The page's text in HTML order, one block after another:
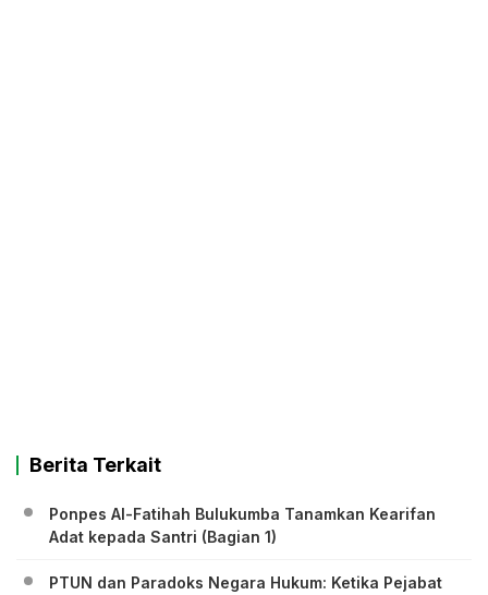
Berita Terkait
Ponpes Al-Fatihah Bulukumba Tanamkan Kearifan
Adat kepada Santri (Bagian 1)
PTUN dan Paradoks Negara Hukum: Ketika Pejabat